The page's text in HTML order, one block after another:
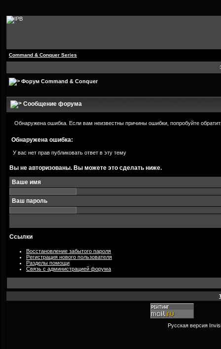
Command & Conquer Series
Форум Command & Conquer
Сообщение форума
Обнаружена ошибка. Если вам неизвестны причины ошибки, попробуйте
Обнаружена ошибка:
У вас нет прав публиковать ответ в эту тему
Вы не авторизованы. Вы можете это сделать ниже.
Ваше имя
Ваш пароль
Ссылки
Восстановление забытого пароля
Регистрация нового пользователя
Разделы помощи
Связь с администрацией форума
Русская версия